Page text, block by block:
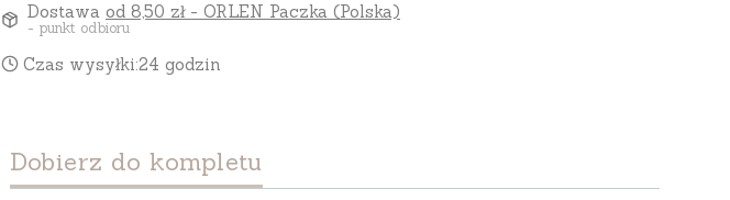
Dostawa od 8,50 zł - ORLEN Paczka (Polska)
- punkt odbioru
Czas wysyłki:24 godzin
Dobierz do kompletu